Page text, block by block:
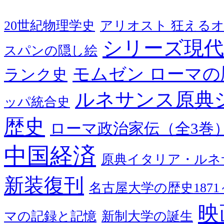
20世紀物理学史 アリオスト 狂える
スパンの隠し絵 シリーズ現
ランク史 モムゼン ローマ
ッパ統合史 ルネサンス原典
歴史 ローマ政治家伝（全3巻
中国経済 原典イタリア・ル
新装復刊 名古屋大学の歴史1871
マの記録と記憶 新制大学の誕生